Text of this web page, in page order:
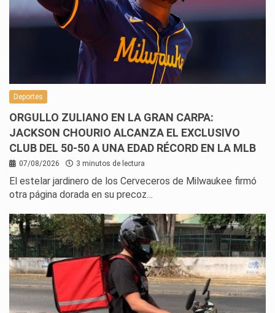
Deportes
ORGULLO ZULIANO EN LA GRAN CARPA:
JACKSON CHOURIO ALCANZA EL EXCLUSIVO
CLUB DEL 50-50 A UNA EDAD RÉCORD EN LA MLB
07/08/2026 3 minutos de lectura
El estelar jardinero de los Cerveceros de Milwaukee firmó
otra página dorada en su precoz…